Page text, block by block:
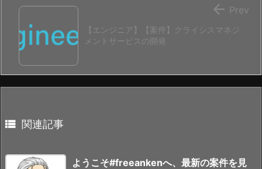
【エンジニア】【案件】クライシスマネジ
メントサービスの開発
 Prev
 関連記事
ようこそ#freeankenへ、最新の案件を見